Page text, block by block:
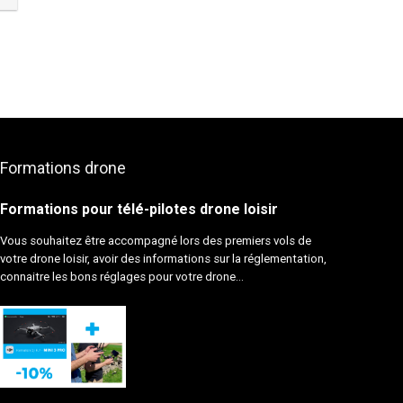
Formations drone
Formations pour télé-pilotes drone loisir
Vous souhaitez être accompagné lors des premiers vols de
votre drone loisir, avoir des informations sur la réglementation,
connaitre les bons réglages pour votre drone...